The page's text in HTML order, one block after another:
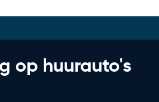
op huurauto's